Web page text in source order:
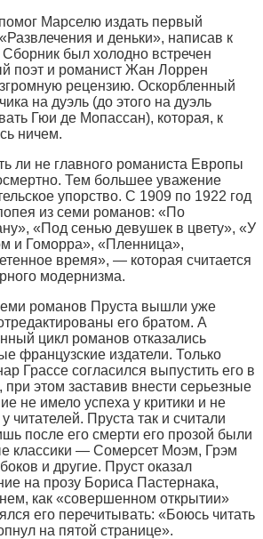
Марселю издать первый
и деньки», написав к
был холодно встречен
поэт и романист Жан Лоррен
рецензию. Оскорбленный
на дуэль (до этого на дуэль
Гюи де Мопассан), которая, к
ничем.
ли не главного романиста Европы
Тем большее уважение
упорство. С 1909 по 1922 год
из семи романов: «По
«Под сенью девушек в цвету», «У
и Гоморра», «Пленница»,
время», — которая считается
модернизма.
романов Пруста вышли уже
его братом. А
цикл романов отказались
французские издатели. Только
Грассе согласился выпустить его в
при этом заставив внести серьезные
не имело успеха у критики и не
читателей. Пруста так и считали
после его смерти его прозой были
классики — Сомерсет Моэм, Грэм
и другие. Пруст оказал
на прозу Бориса Пастернака,
как «совершенном открытии»
его перечитывать: «Боюсь читать
на пятой странице».